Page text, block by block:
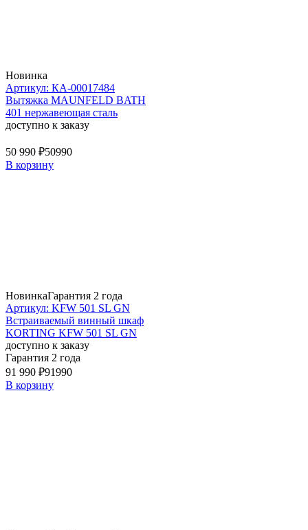
Новинка
Артикул: КА-00017484
Вытяжка MAUNFELD BATH
401 нержавеющая сталь
доступно к заказу
50 990 ₽50990
В корзину
НовинкаГарантия 2 года
Артикул: KFW 501 SL GN
Встраиваемый винный шкаф
KORTING KFW 501 SL GN
доступно к заказу
Гарантия 2 года
91 990 ₽91990
В корзину